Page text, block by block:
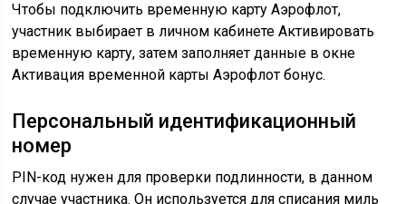
Чтобы подключить временную карту Аэрофлот,
участник выбирает в личном кабинете Активировать
временную карту, затем заполняет данные в окне
Активация временной карты Аэрофлот бонус.
Персональный идентификационный
номер
PIN-код нужен для проверки подлинности, в данном
случае участника. Он используется для списания миль